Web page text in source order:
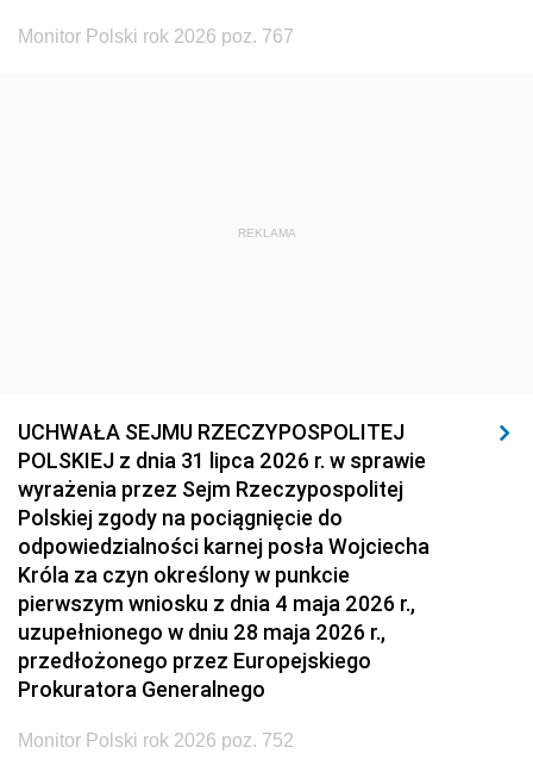
Monitor Polski rok 2026 poz. 767
REKLAMA
UCHWAŁA SEJMU RZECZYPOSPOLITEJ
POLSKIEJ z dnia 31 lipca 2026 r. w sprawie
wyrażenia przez Sejm Rzeczypospolitej
Polskiej zgody na pociągnięcie do
odpowiedzialności karnej posła Wojciecha
Króla za czyn określony w punkcie
pierwszym wniosku z dnia 4 maja 2026 r.,
uzupełnionego w dniu 28 maja 2026 r.,
przedłożonego przez Europejskiego
Prokuratora Generalnego
Monitor Polski rok 2026 poz. 752